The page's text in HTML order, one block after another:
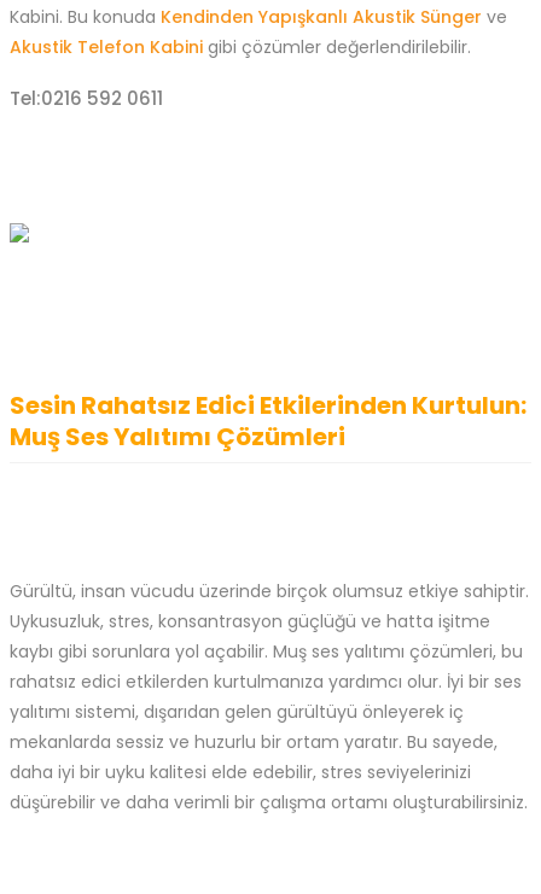
Kabini. Bu konuda Kendinden Yapışkanlı Akustik Sünger ve
Akustik Telefon Kabini gibi çözümler değerlendirilebilir.
Tel:0216 592 0611
Sesin Rahatsız Edici Etkilerinden Kurtulun:
Muş Ses Yalıtımı Çözümleri
Gürültü, insan vücudu üzerinde birçok olumsuz etkiye sahiptir.
Uykusuzluk, stres, konsantrasyon güçlüğü ve hatta işitme
kaybı gibi sorunlara yol açabilir. Muş ses yalıtımı çözümleri, bu
rahatsız edici etkilerden kurtulmanıza yardımcı olur. İyi bir ses
yalıtımı sistemi, dışarıdan gelen gürültüyü önleyerek iç
mekanlarda sessiz ve huzurlu bir ortam yaratır. Bu sayede,
daha iyi bir uyku kalitesi elde edebilir, stres seviyelerinizi
düşürebilir ve daha verimli bir çalışma ortamı oluşturabilirsiniz.